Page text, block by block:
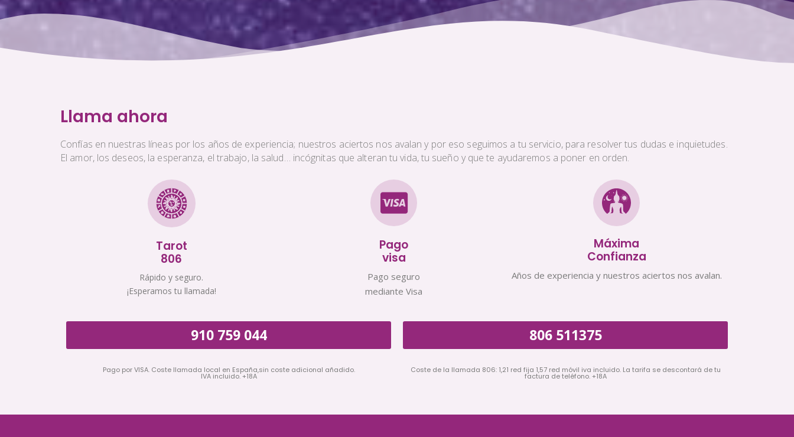
Llama ahora
Confías en nuestras líneas por los años de experiencia; nuestros aciertos nos avalan y por eso seguimos a tu servicio, para resolver tus dudas e inquietudes.
El amor, los deseos, la esperanza, el trabajo, la salud… incógnitas que alteran tu vida, tu sueño y que te ayudaremos a poner en orden.
Tarot
806
Rápido y seguro.
¡Esperamos tu llamada!
Pago
visa
Pago seguro
mediante Visa
Máxima
Confianza
Años de experiencia y nuestros aciertos nos avalan.
910 759 044
Pago por VISA. Coste llamada local en España,sin coste adicional añadido.
IVA incluido. +18A
806 511375
Coste de la llamada 806: 1,21 red fija 1,57 red móvil iva incluido. La tarifa se descontará de tu
factura de teléfono. +18A